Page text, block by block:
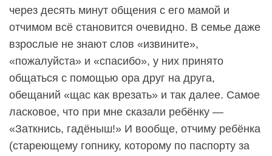
через десять минут общения с его мамой и
отчимом всё становится очевидно. В семье даже
взрослые не знают слов «извините»,
«пожалуйста» и «спасибо», у них принято
общаться с помощью ора друг на друга,
обещаний «щас как врезать» и так далее. Самое
ласковое, что при мне сказали ребёнку —
«Заткнись, гадёныш!» И вообще, отчиму ребёнка
(стареющему гопнику, которому по паспорту за